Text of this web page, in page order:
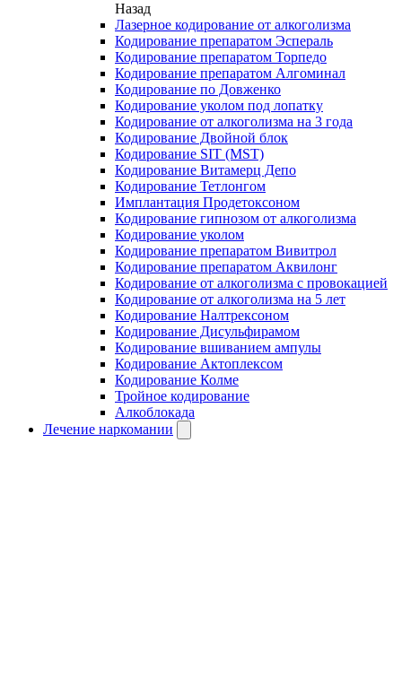
Назад
Лазерное кодирование от алкоголизма
Кодирование препаратом Эспераль
Кодирование препаратом Торпедо
Кодирование препаратом Алгоминал
Кодирование по Довженко
Кодирование уколом под лопатку
Кодирование от алкоголизма на 3 года
Кодирование Двойной блок
Кодирование SIT (MST)
Кодирование Витамерц Депо
Кодирование Тетлонгом
Имплантация Продетоксоном
Кодирование гипнозом от алкоголизма
Кодирование уколом
Кодирование препаратом Вивитрол
Кодирование препаратом Аквилонг
Кодирование от алкоголизма с провокацией
Кодирование от алкоголизма на 5 лет
Кодирование Налтрексоном
Кодирование Дисульфирамом
Кодирование вшиванием ампулы
Кодирование Актоплексом
Кодирование Колме
Тройное кодирование
Алкоблокада
Лечение наркомании